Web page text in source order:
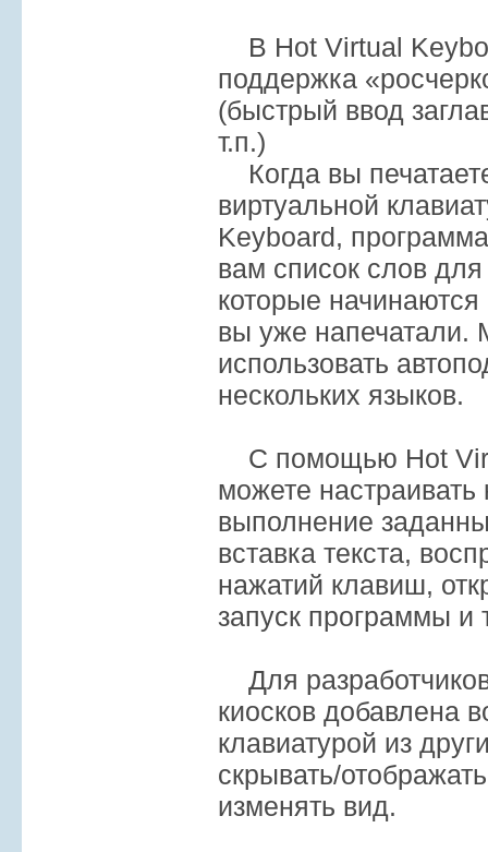
В Hot Virtual
поддержка
(быстрый ввод
т.п.)
Когда вы
виртуальной
Keyboard,
вам список слов
которые
вы уже напечатали.
использовать
нескольких языков.
С помощью Hot
можете
выполнение
вставка текста,
нажатий клавиш,
запуск программы и
Для
киосков добавлена
клавиатурой из
скрывать/
изменять вид.